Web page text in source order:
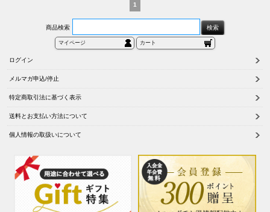
1
商品検索
マイページ カート
ログイン
メルマガ申込/停止
特定商取引法に基づく表示
送料とお支払い方法について
個人情報の取扱いについて